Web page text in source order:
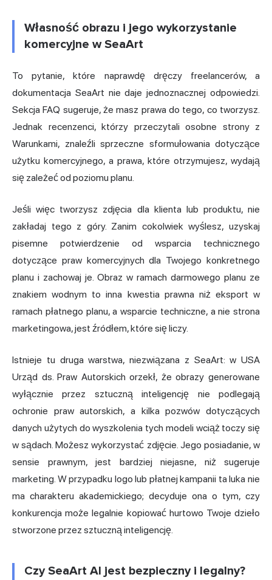
Własność obrazu i jego wykorzystanie
komercyjne w SeaArt
To pytanie, które naprawdę dręczy freelancerów, a
dokumentacja SeaArt nie daje jednoznacznej odpowiedzi.
Sekcja FAQ sugeruje, że masz prawa do tego, co tworzysz.
Jednak recenzenci, którzy przeczytali osobne strony z
Warunkami, znaleźli sprzeczne sformułowania dotyczące
użytku komercyjnego, a prawa, które otrzymujesz, wydają
się zależeć od poziomu planu.
Jeśli więc tworzysz zdjęcia dla klienta lub produktu, nie
zakładaj tego z góry. Zanim cokolwiek wyślesz, uzyskaj
pisemne potwierdzenie od wsparcia technicznego
dotyczące praw komercyjnych dla Twojego konkretnego
planu i zachowaj je. Obraz w ramach darmowego planu ze
znakiem wodnym to inna kwestia prawna niż eksport w
ramach płatnego planu, a wsparcie techniczne, a nie strona
marketingowa, jest źródłem, które się liczy.
Istnieje tu druga warstwa, niezwiązana z SeaArt: w USA
Urząd ds. Praw Autorskich orzekł, że obrazy generowane
wyłącznie przez sztuczną inteligencję nie podlegają
ochronie praw autorskich, a kilka pozwów dotyczących
danych użytych do wyszkolenia tych modeli wciąż toczy się
w sądach. Możesz wykorzystać zdjęcie. Jego posiadanie, w
sensie prawnym, jest bardziej niejasne, niż sugeruje
marketing. W przypadku logo lub płatnej kampanii ta luka nie
ma charakteru akademickiego; decyduje ona o tym, czy
konkurencja może legalnie kopiować hurtowo Twoje dzieło
stworzone przez sztuczną inteligencję.
Czy SeaArt AI jest bezpieczny i legalny?